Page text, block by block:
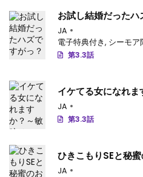
お試し結婚だったハ
JA
電子特典付き, シーモア
第3.3話
イケてる女になれま
処女エロ開発～
JA
第3.3話
ひきこもりSEと秘
JA